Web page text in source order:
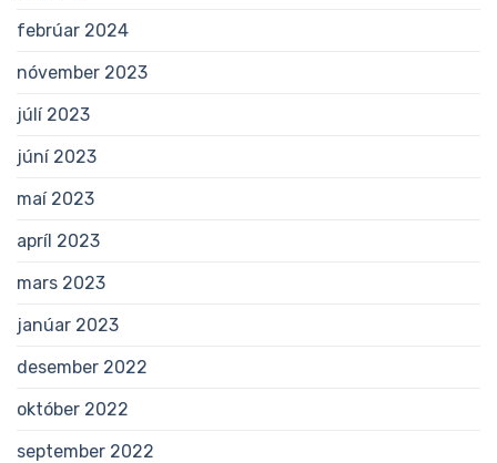
febrúar 2024
nóvember 2023
júlí 2023
júní 2023
maí 2023
apríl 2023
mars 2023
janúar 2023
desember 2022
október 2022
september 2022